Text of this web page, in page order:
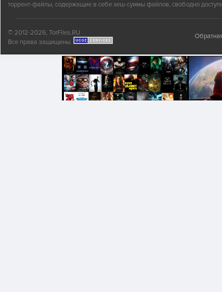
торрент-файлы, содержащие в себе хеш-суммы файлов, свободно
© 2012-2026, TorFiles.RU
Все права защищены.